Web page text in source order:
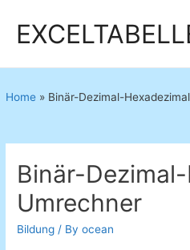
Home » Binär-Dezimal-
Binär-
Umrechner
Bildung / Byocean